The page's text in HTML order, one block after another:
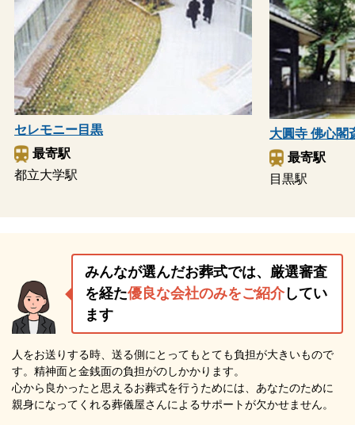
セレモニー目黒
最寄駅
都立大学駅
大圓寺 佛心閣
最寄駅
目黒駅
みんなが選んだお葬式では、厳選審査
を経た優良な会社のみをご紹介してい
ます
人をお送りする時、送る側にとってもとても負担が大きいもので
す。精神面と金銭面の負担がのしかかります。
心から良かったと思えるお葬式を行うためには、あなたのために
親身になってくれる葬儀屋さんによるサポートが欠かせません。